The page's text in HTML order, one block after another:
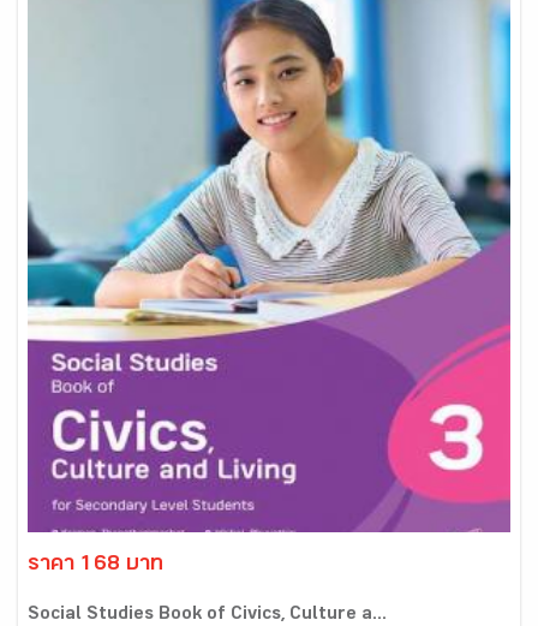
ราคา 168 บาท
Social Studies Book of Civics, Culture a...